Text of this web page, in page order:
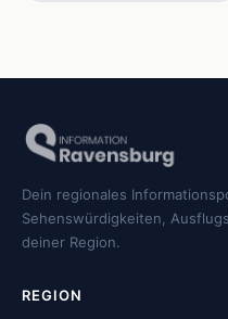
Dein regionales
Sehenswürdigkeiten,
deiner Region.
REGION